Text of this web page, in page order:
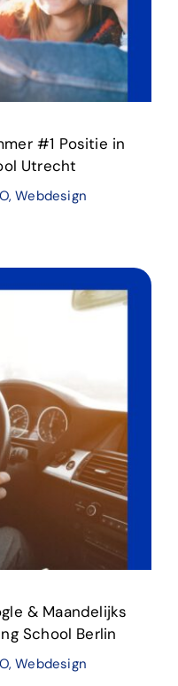
#1 Positie in
Utrecht
,Webdesign
& Maandelijks
School Berlin
,Webdesign